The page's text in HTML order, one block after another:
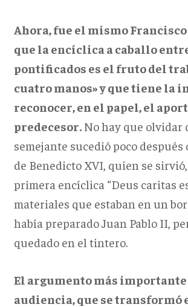
Ahora, fue el mismo
que la encíclica a caballo
pontificados es el fruto del
cuatro manos» y que tiene la
reconocer, en el papel, el
predecesor.No hay que olvidar
semejante sucedió poco después
de Benedicto XVI, quien se
primera encíclica “Deus caritas
materiales que estaban en un
había preparado Juan Pablo II,
quedado en el tintero.
El argumento más importante
audiencia, que se transformó